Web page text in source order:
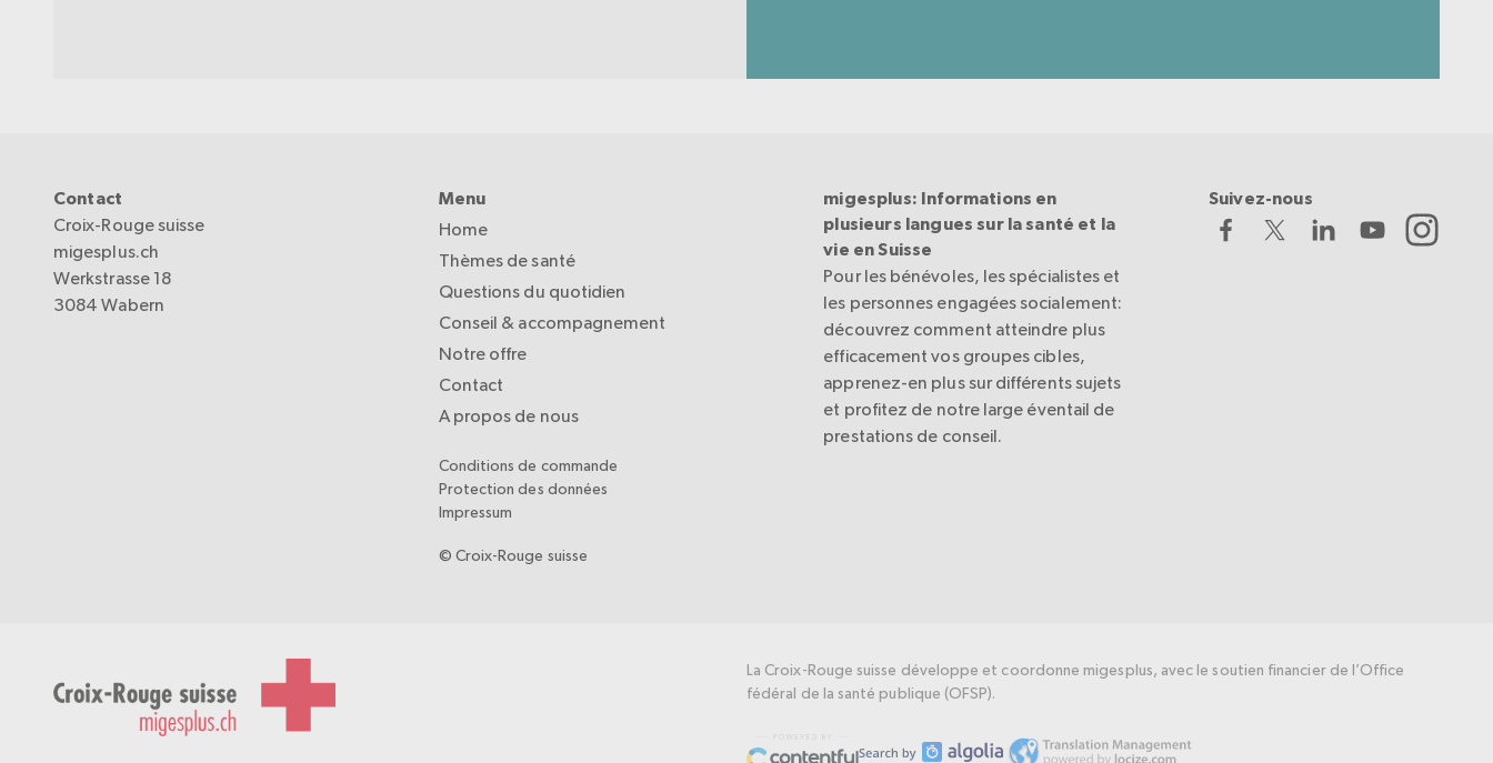
Contact
Croix-Rouge suisse
migesplus.ch
Werkstrasse 18
3084 Wabern
Menu
Home
Thèmes de santé
Questions du quotidien
Conseil & accompagnement
Notre offre
Contact
A propos de nous
Conditions de commande
Protection des données
Impressum
© Croix-Rouge suisse
migesplus: Informations en
plusieurs langues sur la santé et la
vie en Suisse
Pour les bénévoles, les spécialistes et
les personnes engagées socialement:
découvrez comment atteindre plus
efficacement vos groupes cibles,
apprenez-en plus sur différents sujets
et profitez de notre large éventail de
prestations de conseil.
Suivez-nous
La Croix-Rouge suisse développe et coordonne migesplus, avec le soutien financier de l’Office
fédéral de la santé publique (OFSP).